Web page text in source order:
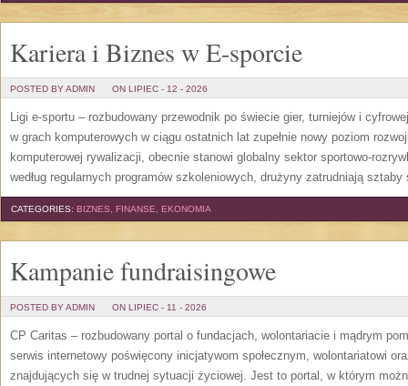
Kariera i Biznes w E-sporcie
POSTED BY ADMIN ON LIPIEC - 12 - 2026
Ligi e-sportu – rozbudowany przewodnik po świecie gier, turniejów i
w grach komputerowych w ciągu ostatnich lat zupełnie nowy poziom
komputerowej rywalizacji, obecnie stanowi globalny sektor sportowo-
według regularnych programów szkoleniowych, drużyny zatrudniają sztaby
CATEGORIES: BIZNES, FINANSE, EKONOMIA
Kampanie fundraisingowe
POSTED BY ADMIN ON LIPIEC - 11 - 2026
CP Caritas – rozbudowany portal o fundacjach, wolontariacie i mądrym
serwis internetowy poświęcony inicjatywom społecznym, wolontariatowi
znajdujących się w trudnej sytuacji życiowej. Jest to portal, w którym